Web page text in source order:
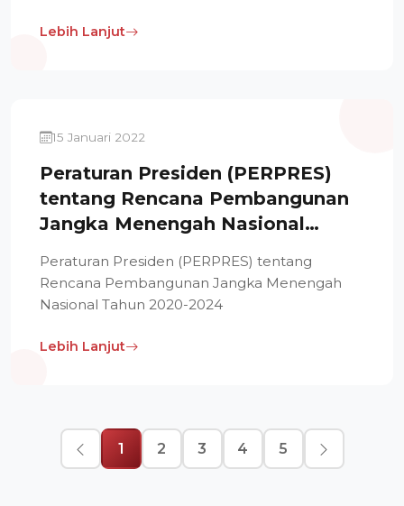
Lebih Lanjut
15 Januari 2022
Peraturan Presiden (PERPRES)
tentang Rencana Pembangunan
Jangka Menengah Nasional
Peraturan Presiden (PERPRES) tentang
Rencana Pembangunan Jangka Menengah
Nasional Tahun 2020-2024
Lebih Lanjut
1 2 3 4 5